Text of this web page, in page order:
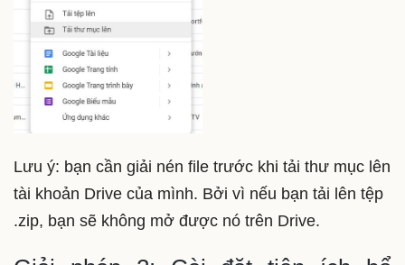
Lưu ý: bạn cần giải nén file trước khi tải thư mục lên
tài khoản Drive của mình. Bởi vì nếu bạn tải lên tệp
.zip, bạn sẽ không mở được nó trên Drive.